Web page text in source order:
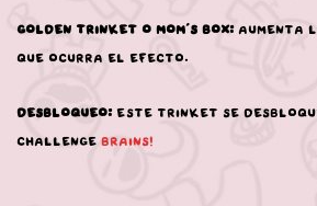
Golden Trinket o Mom’s Box:Aumenta
que ocurra el efecto.
Desbloqueo:Este trinket se
challenge Brains!